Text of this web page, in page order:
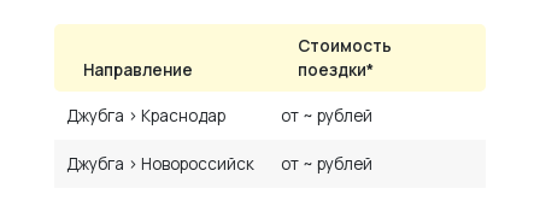
Направление
Стоимость
поездки*
Джубга › Краснодар от ~ рублей
Джубга › Новороссийск от ~ рублей